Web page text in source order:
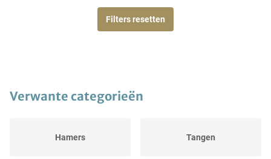
Filters resetten
Verwante categorieën
Hamers Tangen